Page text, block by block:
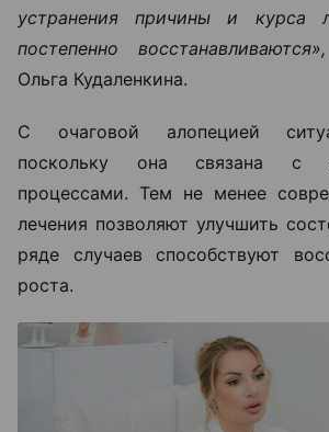
устранения причины и курса
постепенно
Ольга Кудаленкина.
С очаговой алопецией
поскольку она связана с
процессами. Тем не менее
лечения позволяют улучшить
ряде случаев способствуют
роста.